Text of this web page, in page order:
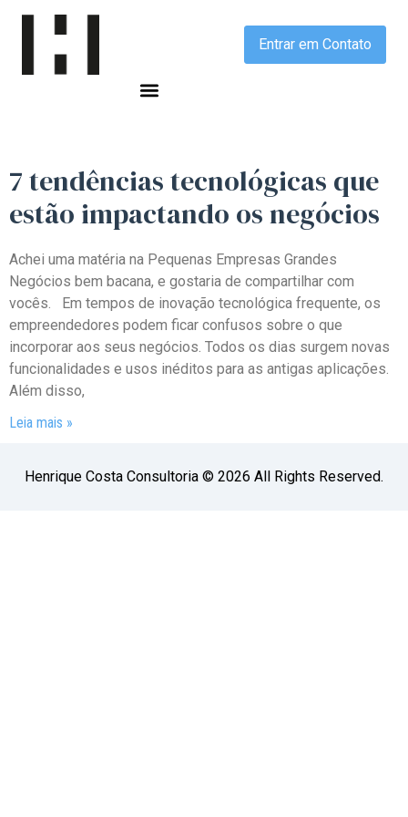
Entrar em Contato
7 tendências tecnológicas que
estão impactando os negócios
Achei uma matéria na Pequenas Empresas Grandes
Negócios bem bacana, e gostaria de compartilhar com
vocês. Em tempos de inovação tecnológica frequente, os
empreendedores podem ficar confusos sobre o que
incorporar aos seus negócios. Todos os dias surgem novas
funcionalidades e usos inéditos para as antigas aplicações.
Além disso,
Leia mais »
Henrique Costa Consultoria © 2026 All Rights Reserved.